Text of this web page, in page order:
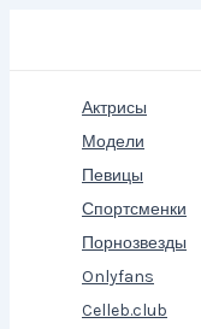
Актрисы
Модели
Певицы
Спортсменки
Порнозвезды
Onlyfans
Celleb.club